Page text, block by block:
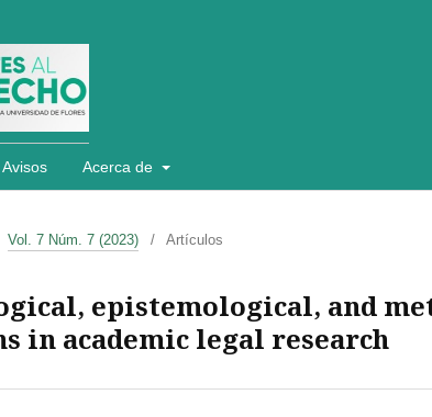
Avisos Acerca de
Vol. 7 Núm. 7 (2023) / Artículos
epistemological, and
in academic legal research